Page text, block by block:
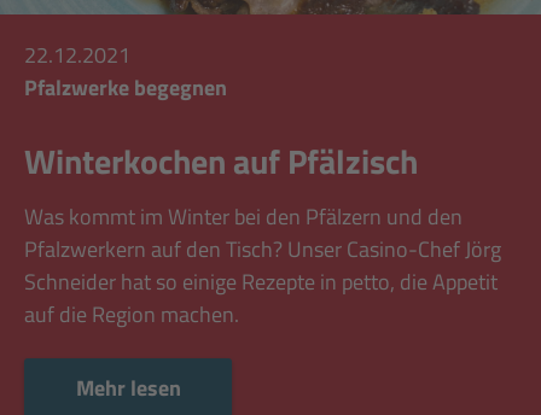
22.12.2021
Pfalzwerke begegnen
Winterkochen auf Pfälzisch
Was kommt im Winter bei den Pfälzern und den
Pfalzwerkern auf den Tisch? Unser Casino-Chef Jörg
Schneider hat so einige Rezepte in petto, die Appetit
auf die Region machen.
Mehr lesen